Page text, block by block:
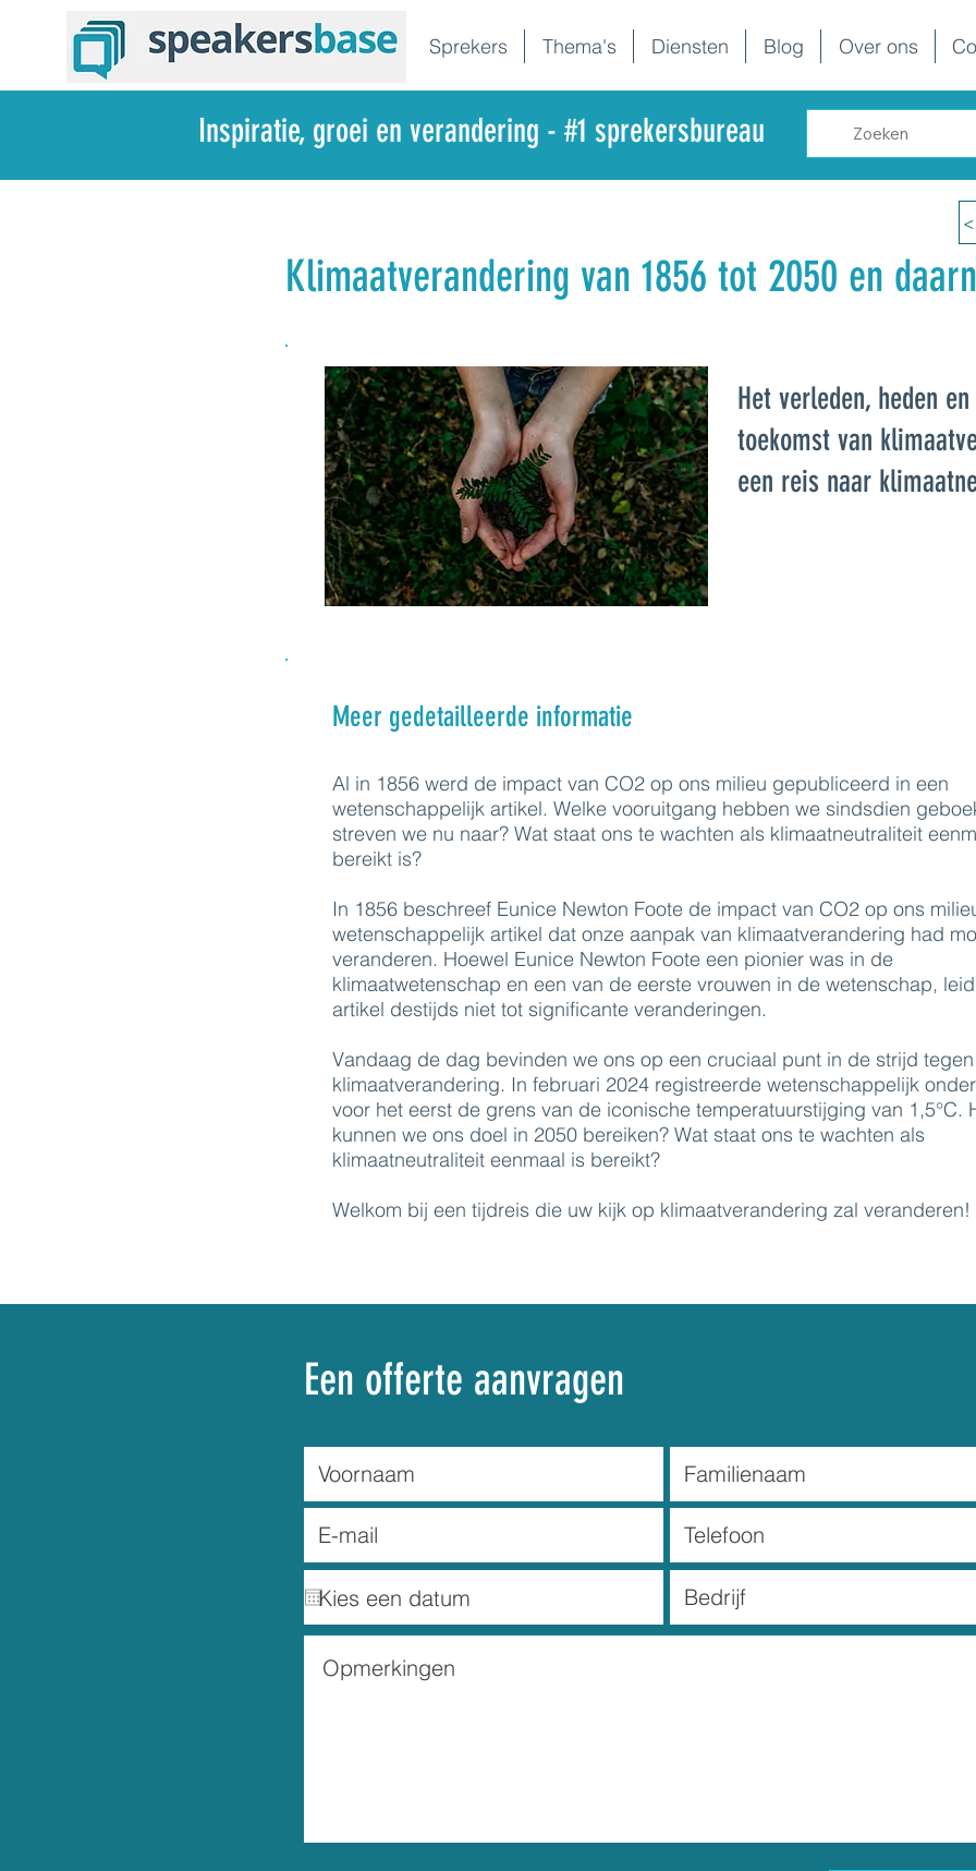
Sprekers Thema's Diensten Blog Over ons
Klimaatverandering van 1856 tot 2050 en
Het verleden, heden
toekomst van
een reis naar
Meer gedetailleerde informatie
Al in 1856 werd de impact van CO2 op ons milieu gepubliceerd in een
wetenschappelijk artikel. Welke vooruitgang hebben we sindsdien
streven we nu naar? Wat staat ons te wachten als klimaatneutraliteit
bereikt is?
In 1856 beschreef Eunice Newton Foote de impact van CO2 op ons
wetenschappelijk artikel dat onze aanpak van klimaatverandering had
veranderen. Hoewel Eunice Newton Foote een pionier was in de
klimaatwetenschap en een van de eerste vrouwen in de wetenschap,
artikel destijds niet tot significante veranderingen.
Vandaag de dag bevinden we ons op een cruciaal punt in de strijd tegen
klimaatverandering. In februari 2024 registreerde wetenschappelijk
voor het eerst de grens van de iconische temperatuurstijging van 1,5°C.
kunnen we ons doel in 2050 bereiken? Wat staat ons te wachten als
klimaatneutraliteit eenmaal is bereikt?
Welkom bij een tijdreis die uw kijk op klimaatverandering zal veranderen!
Een offerte aanvragen
Inspiratie, groei en verandering - #1 sprekersbureau